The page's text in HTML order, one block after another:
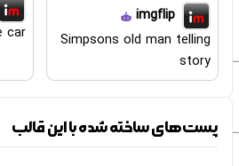
imgflip
Simpsons old man telling
story
car
پست‌های ساخته شده با این قالب